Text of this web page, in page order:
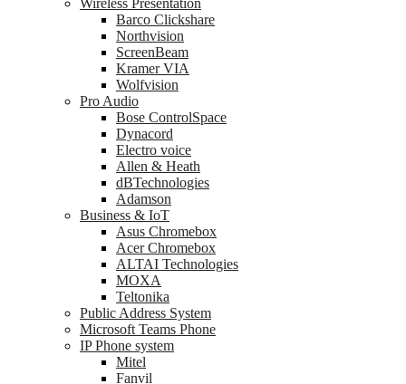
Wireless Presentation
Barco Clickshare
Northvision
ScreenBeam
Kramer VIA
Wolfvision
Pro Audio
Bose ControlSpace
Dynacord
Electro voice
Allen & Heath
dBTechnologies
Adamson
Business & IoT
Asus Chromebox
Acer Chromebox
ALTAI Technologies
MOXA
Teltonika
Public Address System
Microsoft Teams Phone
IP Phone system
Mitel
Fanvil